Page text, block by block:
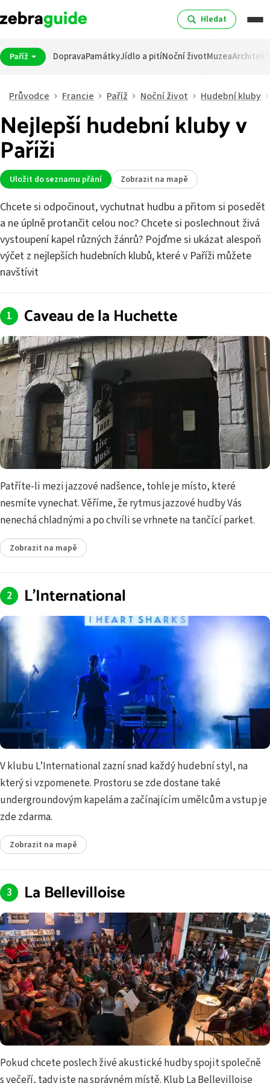
Hledat
Paříž DopravaPamátkyJídlo a pitíNoční životMuzea
Průvodce Francie Paříž Noční život Hudební kluby
Nejlepší hudební kluby v
Paříži
Uložit do seznamu přání Zobrazit na mapě
Chcete si odpočinout, vychutnat hudbu a přitom si posedět
a ne úplně protančit celou noc? Chcete si poslechnout živá
vystoupení kapel různých žánrů? Pojďme si ukázat alespoň
výčet z nejlepších hudebních klubů, které v Paříži můžete
navštívit
Caveau de la Huchette
Patříte-li mezi jazzové nadšence, tohle je místo, které
nesmíte vynechat. Věříme, že rytmus jazzové hudby Vás
nenechá chladnými a po chvíli se vrhnete na tančící parket.
Zobrazit na mapě
L’International
V klubu L’International zazní snad každý hudební styl, na
který si vzpomenete. Prostoru se zde dostane také
undergroundovým kapelám a začínajícím umělcům a vstup je
zde zdarma.
Zobrazit na mapě
La Bellevilloise
Pokud chcete poslech živé akustické hudby spojit společně
s večeří, tady jste na správném místě. Klub La Bellevilloise